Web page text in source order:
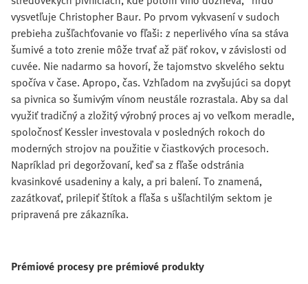
vysvetľuje Christopher Baur. Po prvom vykvasení v sudoch
prebieha zušľachťovanie vo fľaši: z neperlivého vína sa stáva
šumivé a toto zrenie môže trvať až päť rokov, v závislosti od
cuvée. Nie nadarmo sa hovorí, že tajomstvo skvelého sektu
spočíva v čase. Apropo, čas. Vzhľadom na zvyšujúci sa dopyt
sa pivnica so šumivým vínom neustále rozrastala. Aby sa dal
využiť tradičný a zložitý výrobný proces aj vo veľkom meradle,
spoločnosť Kessler investovala v posledných rokoch do
moderných strojov na použitie v čiastkových procesoch.
Napríklad pri degoržovaní, keď sa z fľaše odstránia
kvasinkové usadeniny a kaly, a pri balení. To znamená,
zazátkovať, prilepiť štítok a fľaša s ušľachtilým sektom je
pripravená pre zákazníka.
Prémiové procesy pre prémiové produkty